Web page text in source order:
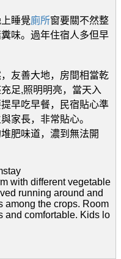
睡覺廁所窗要關不然整
味。過年住宿人多但早
友善大地，房間相當乾
足,照明明亮，當天入
早吃早餐，民宿貼心準
家長，非常貼心。
肥味道，濃到無法開
with different vegetable
running around and
among the crops. Room
and comfortable. Kids lo